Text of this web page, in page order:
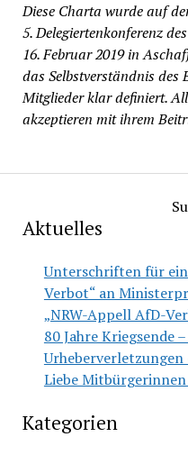
Diese Charta wurde auf
5. Delegiertenkonferenz
16. Februar 2019 in
das Selbstverständnis des
Mitglieder klar definiert.
akzeptieren mit ihrem
Aktuelles
Unterschriften für
Verbot“ an
„NRW-Appell AfD-
80 Jahre Kriegsende
Liebe
Kategorien